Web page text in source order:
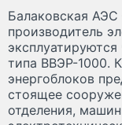
Балаковская
производитель
типа ВВЭР-1000.
энергоблоков
стоящее
отделения,